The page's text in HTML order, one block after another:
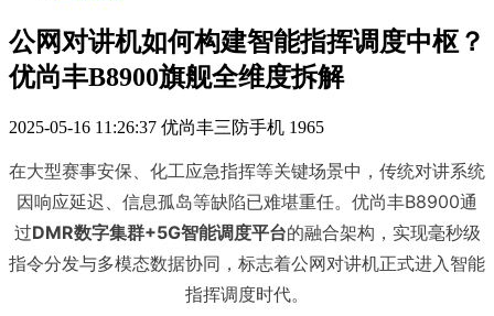
公网对讲机如何构建智能指挥调度中枢？
优尚丰B8900旗舰全维度拆解
2025-05-16 11:26:37 优尚丰三防手机 1965
在大型赛事安保、化工应急指挥等关键场景中，传统对讲系统
因响应延迟、信息孤岛等缺陷已难堪重任。优尚丰B8900通
过DMR数字集群+5G智能调度平台的融合架构，实现毫秒级
指令分发与多模态数据协同，标志着公网对讲机正式进入智能
指挥调度时代。